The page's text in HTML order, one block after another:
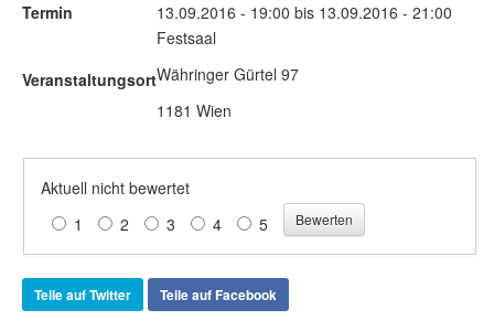
Termin 13.09.2016 - 19:00 bis 13.09.2016 - 21:00
Veranstaltungsort
Festsaal
Währinger Gürtel 97
1181 Wien
Aktuell nicht bewertet
1
2 3 4 5
Teile auf Twitter Teile auf Facebook